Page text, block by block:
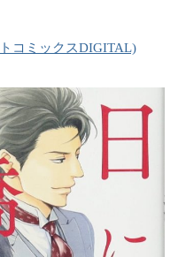
コミックスDIGITAL)